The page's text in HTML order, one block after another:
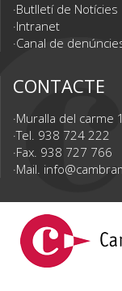
Butlletí de Notícies
Intranet
Canal de
CONTACTE
Muralla del carme
Tel. 938 724 222
Fax. 938 727 766
Mail.